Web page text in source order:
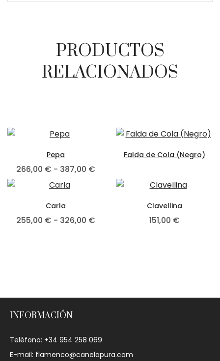
PRODUCTOS
RELACIONADOS
Pepa
266,00 € - 387,00 €
Falda de Cola (Negro)
Carla
255,00 € - 326,00 €
Clavellina
151,00 €
INFORMACIÓN
Teléfono: +34 954 258 069
E-mail: flamenco@canelapura.com